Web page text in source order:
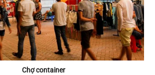
Chợ container